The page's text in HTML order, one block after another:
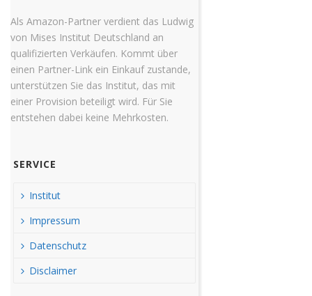
Als Amazon-Partner verdient das Ludwig
von Mises Institut Deutschland an
qualifizierten Verkäufen. Kommt über
einen Partner-Link ein Einkauf zustande,
unterstützen Sie das Institut, das mit
einer Provision beteiligt wird. Für Sie
entstehen dabei keine Mehrkosten.
SERVICE
Institut
Impressum
Datenschutz
Disclaimer